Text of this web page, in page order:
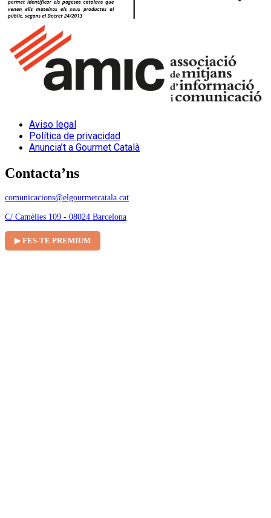
Aviso legal
Política de privacidad
Anuncia’t a Gourmet Català
Contacta’ns
comunicacions@elgourmetcatala.cat
C/ Camèlies 109 - 08024 Barcelona
▶ FES-TE PREMIUM